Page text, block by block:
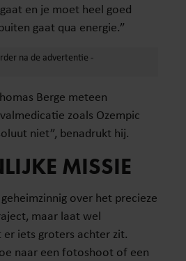
en je moet heel goed
gaat qua energie.”
Berge meteen
zoals Ozempic
niet”, benadrukt hij.
MISSIE
over het precieze
maar laat wel
iets groters achter zit.
naar een fotoshoot of een